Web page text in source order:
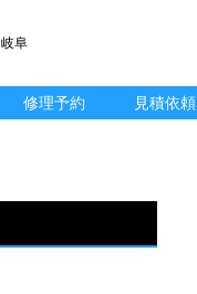
阜
修理予約 見積依頼